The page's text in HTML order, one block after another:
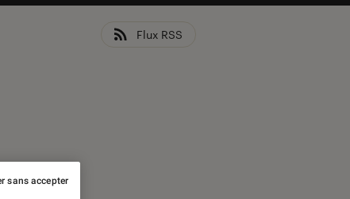
Flux RSS
sans accepter